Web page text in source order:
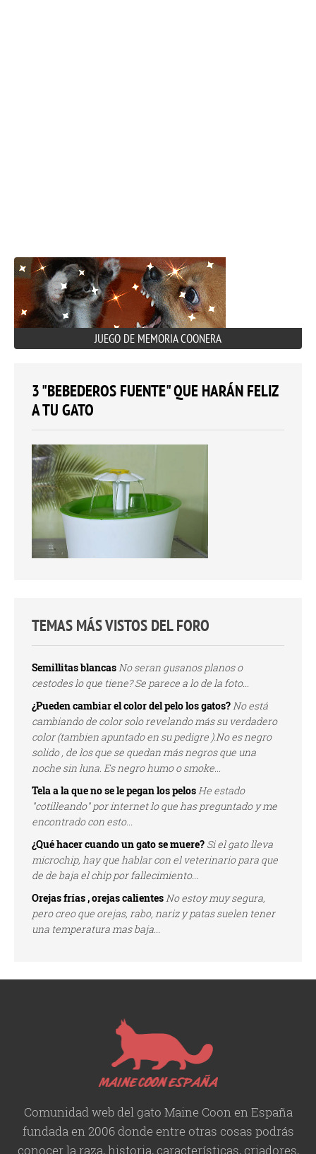
JUEGO DE MEMORIA COONERA
3 "BEBEDEROS FUENTE" QUE HARÁN FELIZ
A TU GATO
TEMAS MÁS VISTOS DEL FORO
Semillitas blancasNo seran gusanos planos o
cestodes lo que tiene? Se parece a lo de la foto...
¿Pueden cambiar el color del pelo los gatos?No está
cambiando de color solo revelando más su verdadero
color (tambien apuntado en su pedigre ).No es negro
solido , de los que se quedan más negros que una
noche sin luna. Es negro humo o smoke...
Tela a la que no se le pegan los pelosHe estado
"cotilleando" por internet lo que has preguntado y me
encontrado con esto...
¿Qué hacer cuando un gato se muere? Si el gato lleva
microchip, hay que hablar con el veterinario para que
de de baja el chip por fallecimiento...
Orejas frías , orejas calientesNo estoy muy segura,
pero creo que orejas, rabo, nariz y patas suelen tener
una temperatura mas baja...
Comunidad web del gato Maine Coon en España
fundada en 2006 donde entre otras cosas podrás
conocer la raza, historia,características, criadores,